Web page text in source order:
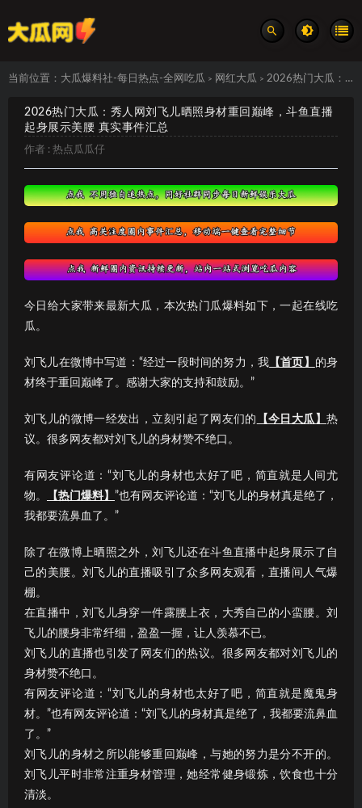
当前位置： 大瓜爆料社-每日热点-全网吃瓜 > 网红大瓜 > 2026热门大瓜：秀人网刘飞儿晒照身材重回巅峰，斗鱼直播起身展示美腰 真实事件汇总
2026热门大瓜：秀人网刘飞儿晒照身材重回巅峰，斗鱼直播
起身展示美腰 真实事件汇总
作者 : 热点瓜瓜仔
今日给大家带来最新大瓜，本次热门瓜爆料如下，一起在线吃
瓜。
刘飞儿在微博中写道：“经过一段时间的努力，我 【首页】 的身
材终于重回巅峰了。感谢大家的支持和鼓励。”
刘飞儿的微博一经发出，立刻引起了网友们的 【今日大瓜】热
议。很多网友都对刘飞儿的身材赞不绝口。
有网友评论道：“刘飞儿的身材也太好了吧，简直就是人间尤
物。
【热门爆料】 ”也有网友评论道：“刘飞儿的身材真是绝了，
我都要流鼻血了。”
除了在微博上晒照之外，刘飞儿还在斗鱼直播中起身展示了自
己的美腰。刘飞儿的直播吸引了众多网友观看，直播间人气爆
棚。
在直播中，刘飞儿身穿一件露腰上衣，大秀自己的小蛮腰。刘
飞儿的腰身非常纤细，盈盈一握，让人羡慕不已。
刘飞儿的直播也引发了网友们的热议。很多网友都对刘飞儿的
身材赞不绝口。
有网友评论道：“刘飞儿的身材也太好了吧，简直就是魔鬼身
材。”也有网友评论道：“刘飞儿的身材真是绝了，我都要流鼻血
了。”
刘飞儿的身材之所以能够重回巅峰，与她的努力是分不开的。
刘飞儿平时非常注重身材管理，她经常健身锻炼，饮食也十分
清淡。